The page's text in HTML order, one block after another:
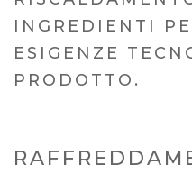
INGREDIENTI
ESIGENZE
PRODOTTO.